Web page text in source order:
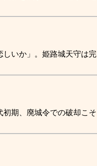
しいか」。姫路城天守は完
期、廃城令での破却こそ